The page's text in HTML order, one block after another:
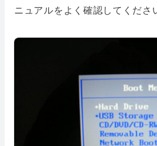
ニュアルをよく確認してくださ